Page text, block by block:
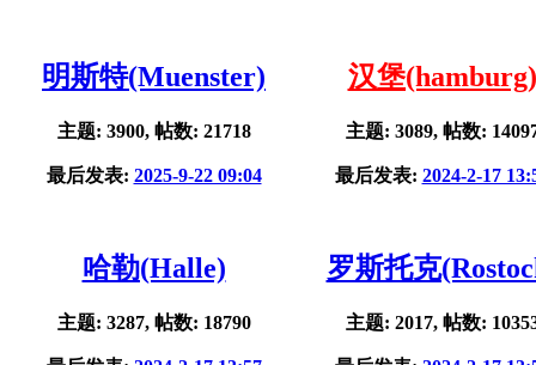
明斯特(Muenster)
主题: 3900, 帖数: 21718
最后发表: 2025-9-22 09:04
汉堡(hamburg)
主题: 3089, 帖数:
最后发表: 2024-2-17
哈勒(Halle)
主题: 3287, 帖数: 18790
罗斯托克
主题: 2017, 帖数: